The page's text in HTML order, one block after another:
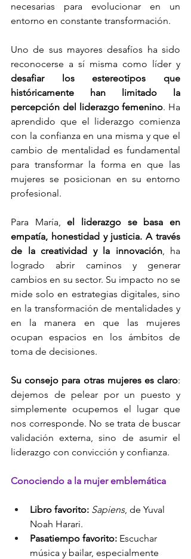
necesarias para evolucionar en un
entorno en constante transformación.
Uno de sus mayores desafíos ha sido
desafiar los estereotipos que
históricamente han limitado la
percepción del liderazgo femenino. Ha
aprendido que el liderazgo comienza
con la confianza en una misma y que el
cambio de mentalidad es fundamental
para transformar la forma en que las
mujeres se posicionan en su entorno
profesional.
Para María, el liderazgo se basa en
empatía, honestidad y justicia. A través
de la creatividad y la innovación, ha
logrado abrir caminos y generar
cambios en su sector. Su impacto no se
mide solo en estrategias digitales, sino
en la transformación de mentalidades y
en la manera en que las mujeres
ocupan espacios en los ámbitos de
toma de decisiones.
Su consejo para otras mujeres es claro:
dejemos de pelear por un puesto y
simplemente ocupemos el lugar que
nos corresponde. No se trata de buscar
validación externa, sino de asumir el
liderazgo con convicción y confianza.
Conociendo a la mujer emblemática
Libro favorito: Sapiens, de Yuval
Noah Harari.
Pasatiempo favorito: Escuchar
música y bailar, especialmente